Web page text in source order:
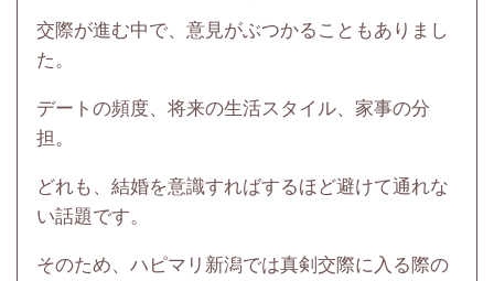
交際が進む中で、意見がぶつかることもありまし
た。
デートの頻度、将来の生活スタイル、家事の分
担。
どれも、結婚を意識すればするほど避けて通れな
い話題です。
そのため、ハピマリ新潟では真剣交際に入る際の